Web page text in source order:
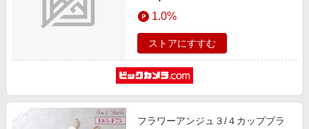
1.0%
ストアにすすむ
フラワーアンジュ３/４カップブラ